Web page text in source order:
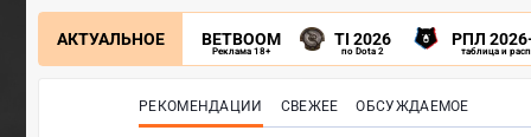
АКТУАЛЬНОЕ BETBOOM
Реклама 18+
TI 2026
по Dota 2
РПЛ
таблица и
РЕКОМЕНДАЦИИ СВЕЖЕЕ ОБСУЖДАЕМОЕ